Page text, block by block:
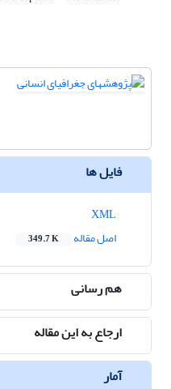
فایل ها
اصل مقاله
349.7 K
هم رسانی
ارجاع به این مقاله
آمار